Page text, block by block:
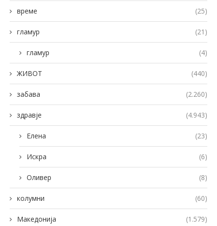
време (25)
гламур (21)
гламур (4)
ЖИВОТ (440)
забава (2.260)
здравје (4.943)
Елена (23)
Искра (6)
Оливер (8)
колумни (60)
Македонија (1.579)